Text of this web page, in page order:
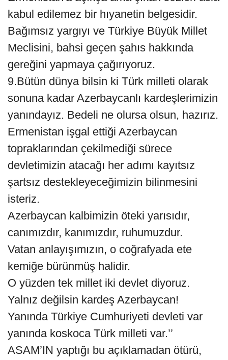
kabul edilemez bir hıyanetin belgesidir.
Bağımsız yargıyı ve Türkiye Büyük Millet
Meclisini, bahsi geçen şahıs hakkında
gereğini yapmaya çağırıyoruz.
9.Bütün dünya bilsin ki Türk milleti olarak
sonuna kadar Azerbaycanlı kardeşlerimizin
yanındayız. Bedeli ne olursa olsun, hazırız.
Ermenistan işgal ettiği Azerbaycan
topraklarından çekilmediği sürece
devletimizin atacağı her adımı kayıtsız
şartsız destekleyeceğimizin bilinmesini
isteriz.
Azerbaycan kalbimizin öteki yarısıdır,
canımızdır, kanımızdır, ruhumuzdur.
Vatan anlayışımızın, o coğrafyada ete
kemiğe bürünmüş halidir.
O yüzden tek millet iki devlet diyoruz.
Yalnız değilsin kardeş Azerbaycan!
Yanında Türkiye Cumhuriyeti devleti var
yanında koskoca Türk milleti var.’’
ASAM’IN yaptığı bu açıklamadan ötürü,